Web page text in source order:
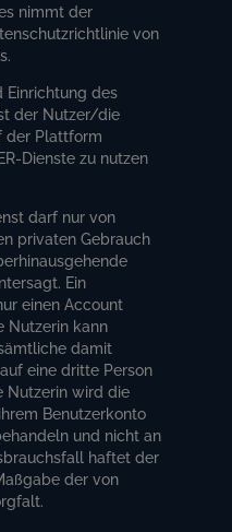
nimmt der
von
Einrichtung des
der Nutzer/die
der Plattform
Dienste zu nutzen
darf nur von
privaten Gebrauch
Ein
einen Account
Nutzerin kann
damit
eine dritte Person
Nutzerin wird die
Benutzerkonto
und nicht an
haftet der
der von